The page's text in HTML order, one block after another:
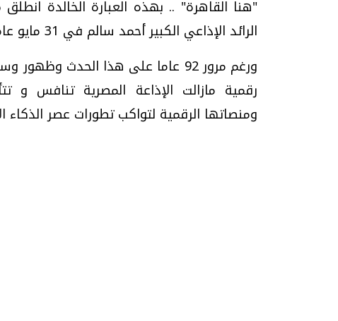
"هنا القاهرة" .. بهذه العبارة الخالدة
الرائد الإذاعي الكبير أحمد سالم في 31 مايو عام 1934م.
ورغم مرور 92 عاما على هذا الحدث
رقمية مازالت الإذاعة المصرية تنافس و
ومنصاتها الرقمية لتواكب تطورات عصر الذكاء
وتحديات هائلة
الخميس، 30 يوليو 2026 01:09 م